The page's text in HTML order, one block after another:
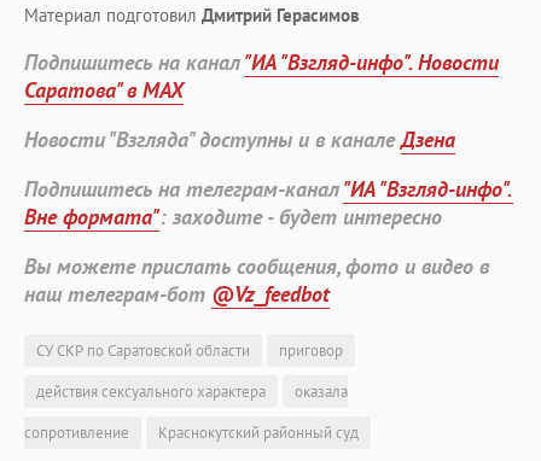
Материал подготовил Дмитрий Герасимов
Подпишитесь на канал"ИА "Взгляд-инфо". Новости
Саратова" в MAX
Новости "Взгляда" доступны и в каналеДзена
Подпишитесь на телеграм-канал"ИА "Взгляд-инфо".
Вне формата": заходите - будет интересно
Вы можете прислать сообщения, фото и видео в
наш телеграм-бот @Vz_feedbot
СУ СКР по Саратовской области
приговор
действия сексуального характера
оказала
сопротивление
Краснокутский районный суд